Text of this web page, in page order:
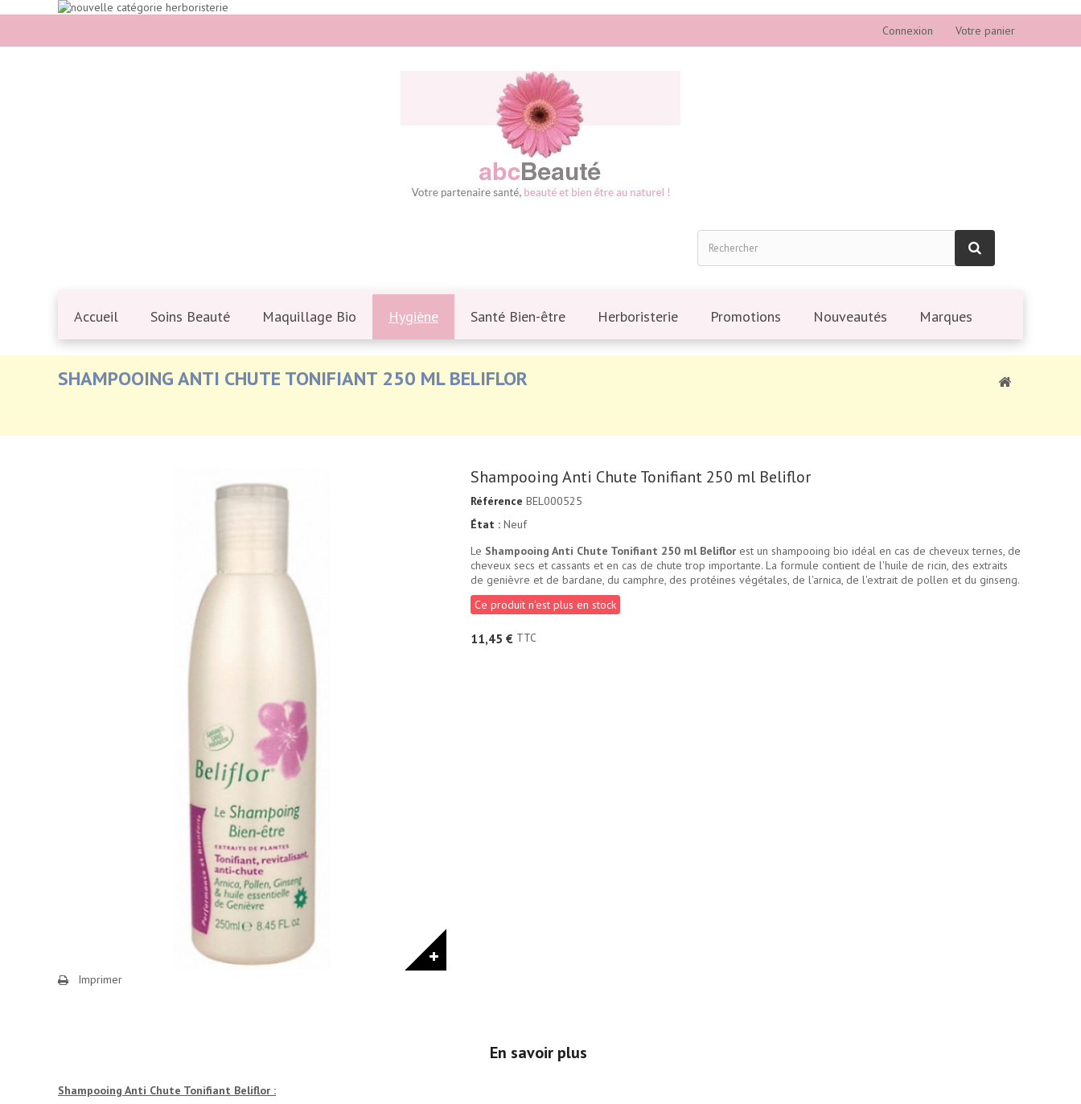
Connexion Votre panier
Accueil Soins Beauté Maquillage Bio Hygiène Santé Bien-être Herboristerie Promotions Nouveautés Marques
SHAMPOOING ANTI CHUTE TONIFIANT 250 ML BELIFLOR
Imprimer
Shampooing Anti Chute Tonifiant 250 ml Beliflor
Référence BEL000525
État : Neuf
Le Shampooing Anti Chute Tonifiant 250 ml Beliflorest un shampooing bio idéal en cas de cheveux ternes, de
cheveux secs et cassants et en cas de chute trop importante. La formule contient de l'huile de ricin, des extraits
de genièvre et de bardane, du camphre, des protéines végétales, de l'arnica, de l'extrait de pollen et du ginseng.
Ce produit n'est plus en stock
11,45 € TTC
En savoir plus
Shampooing Anti Chute Tonifiant Beliflor :